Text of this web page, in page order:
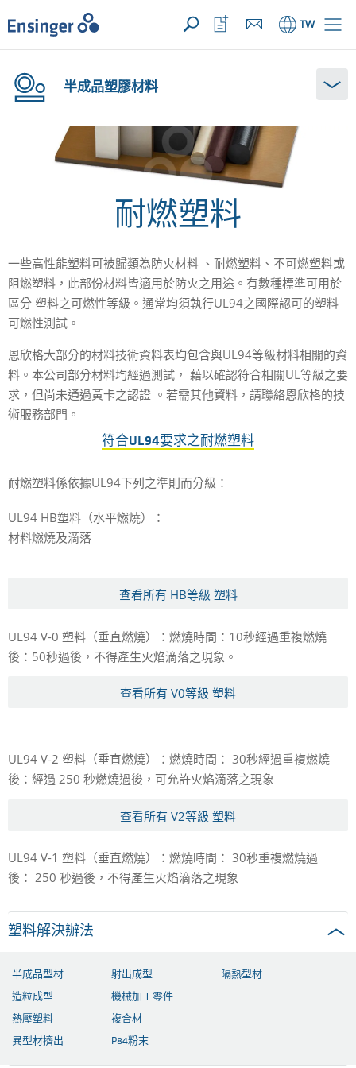
您的詢價 ({{productCount}} 產品) 開啟
首
頁
TW
開
啟
收
半成品塑膠材料
耐燃塑料
一些高性能塑料可被歸類為防火材料 、耐燃塑料、不可燃塑料或
阻燃塑料，此部份材料皆適用於防火之用途。有數種標準可用於
區分 塑料之可燃性等級。通常均須執行UL94之國際認可的塑料
可燃性測試。
恩欣格大部分的材料技術資料表均包含與UL94等級材料相關的資
料。本公司部分材料均經過測試， 藉以確認符合相關UL等級之要
求，但尚未通過黃卡之認證 。若需其他資料，請聯絡恩欣格的技
術服務部門。
符合UL94要求之耐燃塑料
耐燃塑料係依據UL94下列之準則而分級：
UL94 HB塑料（水平燃燒）：
材料燃燒及滴落
查看所有 HB等級 塑料
UL94 V-0 塑料（垂直燃燒）：燃燒時間：10秒經過重複燃燒
後：50秒過後，不得產生火焰滴落之現象。
查看所有 V0等級 塑料
UL94 V-2 塑料（垂直燃燒）：燃燒時間： 30秒經過重複燃燒
後：經過 250 秒燃燒過後，可允許火焰滴落之現象
查看所有 V2等級 塑料
UL94 V-1 塑料（垂直燃燒）：燃燒時間： 30秒重複燃燒過
後： 250 秒過後，不得產生火焰滴落之現象
塑料解決辦法
半成品型材
造粒成型
熱壓塑料
異型材擠出
射出成型
機械加工零件
複合材
P84粉末
隔熱型材